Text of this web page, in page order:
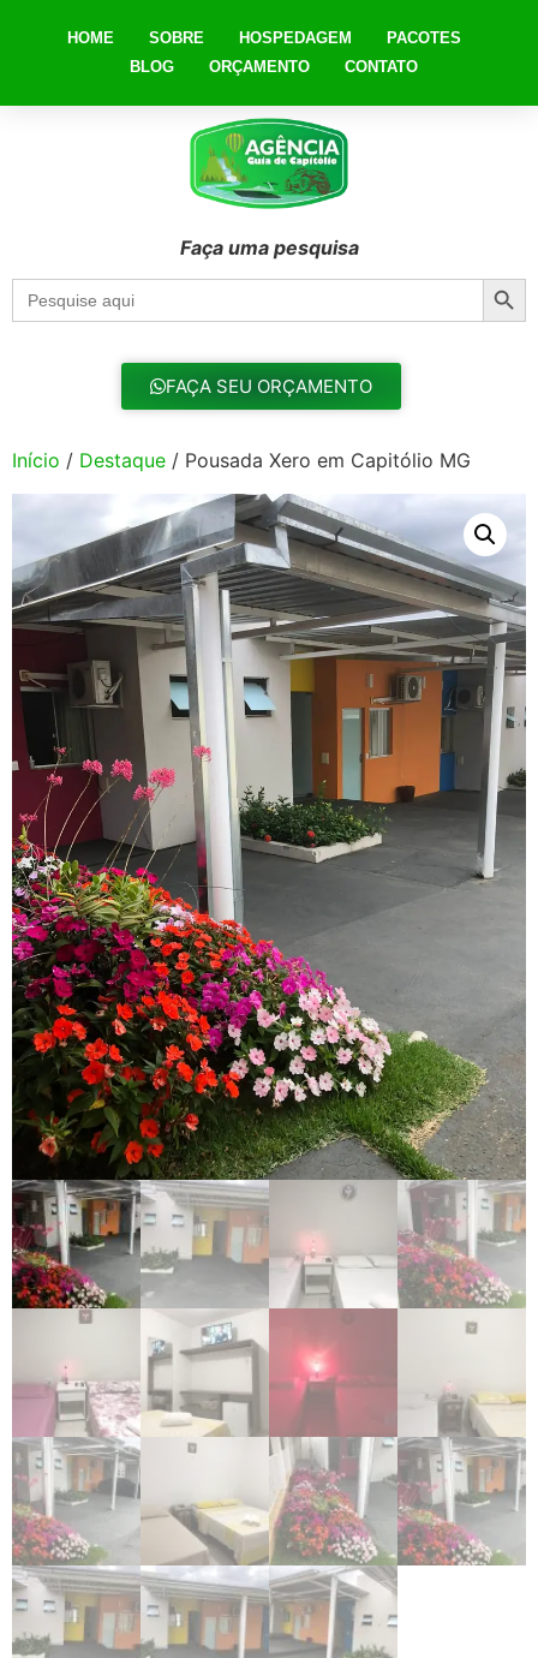
HOME SOBRE HOSPEDAGEM
PACOTES
BLOG
ORÇAMENTO CONTATO
Faça uma pesquisa
Search
for:
FAÇA SEU ORÇAMENTO
Início / Destaque / Pousada Xero em Capitólio MG